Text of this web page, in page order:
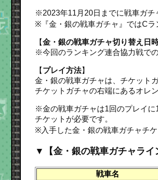
※2023年11月20日までに戦車ガチ
※『金・銀の戦車ガチャ』ではCラ
【金・銀の戦車ガチャ切り替え日
※今回のランキング連合協力戦で
【 プレイ方法】
金・銀の戦車ガチャは、チケット
チケットガチャの右端にあるオレ
※金の戦車ガチャは1回のプレイに
チケットが必要です。
※入手した金・銀の戦車ガチャチ
▼【金・銀の戦車ガチャライ
戦車名